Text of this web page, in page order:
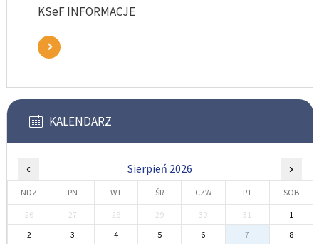
KSeF INFORMACJE
KALENDARZ
‹ Sierpień 2026 ›
NDZ PN WT ŚR CZW PT SOB
26 27 28 29 30 31
1
2
3 4 5 6 7
8